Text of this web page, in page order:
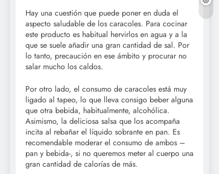
Hay una cuestión que puede poner en duda el
aspecto saludable de los caracoles. Para cocinar
este producto es habitual hervirlos en agua y a la
que se suele añadir una gran cantidad de sal. Por
lo tanto, precaución en ese ámbito y procurar no
salar mucho los caldos.
Por otro lado, el consumo de caracoles está muy
ligado al tapeo, lo que lleva consigo beber alguna
que otra bebida, habitualmente, alcohólica.
Asimismo, la deliciosa salsa que los acompaña
incita al rebañar el líquido sobrante en pan. Es
recomendable moderar el consumo de ambos –
pan y bebida-, si no queremos meter al cuerpo una
gran cantidad de calorías de más.